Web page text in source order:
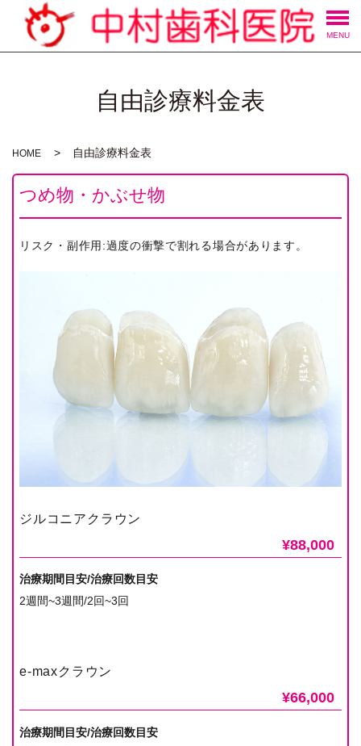
MENU
自由診療料金表
HOME 自由診療料金表
つめ物・かぶせ物
リスク・副作用:過度の衝撃で割れる場合があります。
ジルコニアクラウン
¥88,000
治療期間目安/治療回数目安
2週間~3週間/2回~3回
e-maxクラウン
¥66,000
治療期間目安/治療回数目安